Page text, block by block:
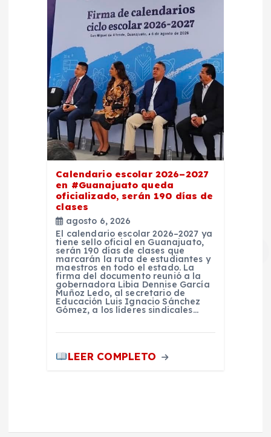
Calendario escolar 2026–2027
en #Guanajuato queda
oficializado, serán 190 días de
clases
agosto 6, 2026
El calendario escolar 2026–2027 ya
tiene sello oficial en Guanajuato,
serán 190 días de clases que
marcarán la ruta de estudiantes y
maestros en todo el estado. La
firma del documento reunió a la
gobernadora Libia Dennise García
Muñoz Ledo, al secretario de
Educación Luis Ignacio Sánchez
Gómez, a los líderes sindicales…
LEER COMPLETO